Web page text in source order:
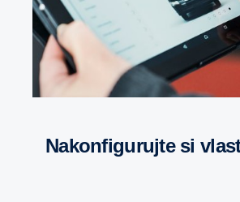
Nakonfigurujte si